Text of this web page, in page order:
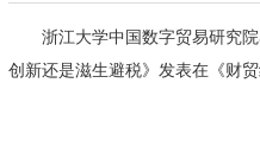
浙江大学中国数字贸易研究
创新还是滋生避税》发表在《财